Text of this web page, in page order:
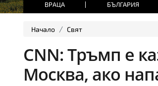
ВРАЦА БЪЛГАРИЯ
Начало Свят
CNN: Тръмп е
Москва, ако